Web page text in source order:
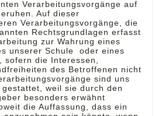
Verarbeitungsvorgänge auf
Auf dieser
Verarbeitungsvorgänge, die
Rechtsgrundlagen erfasst
zur Wahrung eines
unserer Schule oder eines
sofern die Interessen,
des Betroffenen nicht
sind uns
weil sie durch den
besonders erwähnt
die Auffassung, dass ein